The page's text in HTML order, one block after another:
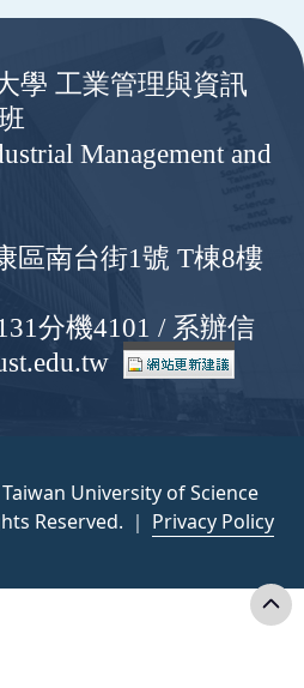
學 工業管理與資訊
Management and
區南台街1號 T棟8樓
分機4101 / 系辦信
University of Science
Reserved. ｜ Privacy Policy